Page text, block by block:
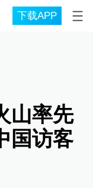
下载APP
山率先
国访客